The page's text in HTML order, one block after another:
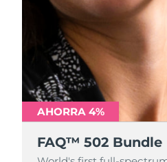
AHORRA 4%
FAQ™ 502 Bundle